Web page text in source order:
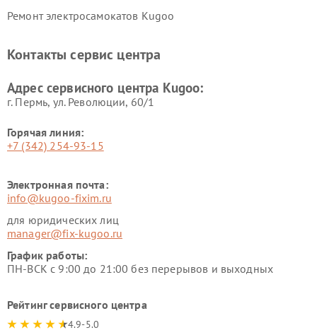
Ремонт электросамокатов Kugoo
Контакты сервис центра
Адрес сервисного центра Kugoo:
г. Пермь, ул. ​Революции, 60/1
Горячая линия:
+7 (342) 254-93-15
Электронная почта:
info@kugoo-fixim.ru
для юридических лиц
manager@fix-kugoo.ru
График работы:
ПН-ВСК с 9:00 до 21:00 без перерывов и выходных
Рейтинг сервисного центра
4.9-5.0